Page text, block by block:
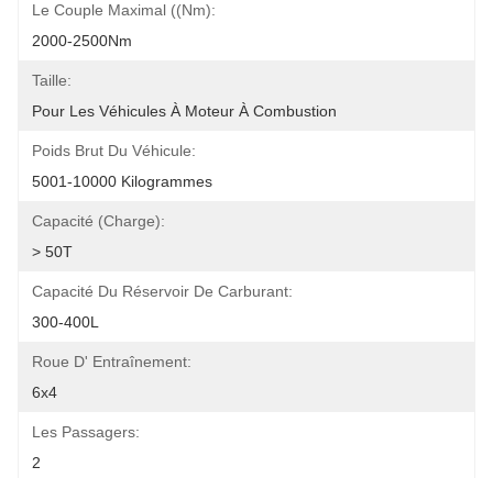
Le Couple Maximal ((Nm):
2000-2500Nm
Taille:
Pour Les Véhicules À Moteur À Combustion
Poids Brut Du Véhicule:
5001-10000 Kilogrammes
Capacité (charge):
> 50T
Capacité Du Réservoir De Carburant:
300-400L
Roue D' Entraînement:
6x4
Les Passagers:
2